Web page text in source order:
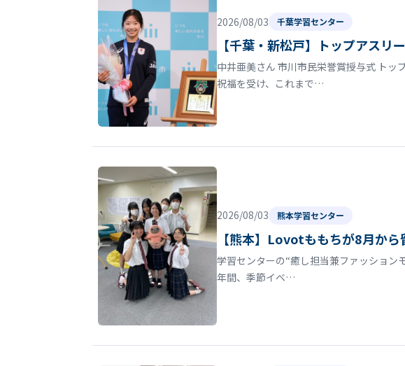
2026/08/03 千葉学習センター
【千葉・新松戸】トップアスリ
中井亜美さん 市川市民栄誉賞授与式 ト
祝福を受け、これまで…
2026/08/03 熊本学習センター
【熊本】Lovotももちが8月から
学習センターの“癒し担当兼ファッション
年間、季節イベ…